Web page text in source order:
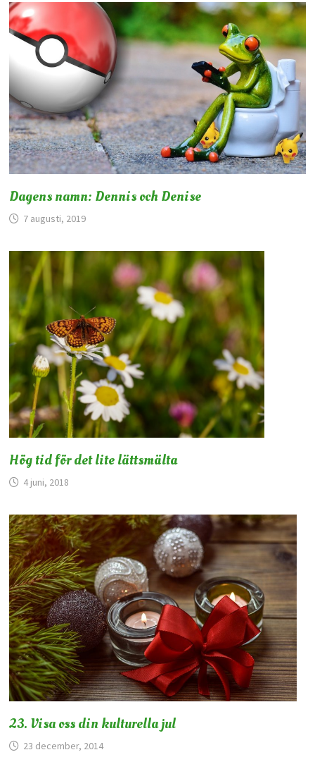
Dagens namn: Dennis och Denise
7 augusti, 2019
Hög tid för det lite lättsmälta
4 juni, 2018
23. Visa oss din kulturella jul
23 december, 2014